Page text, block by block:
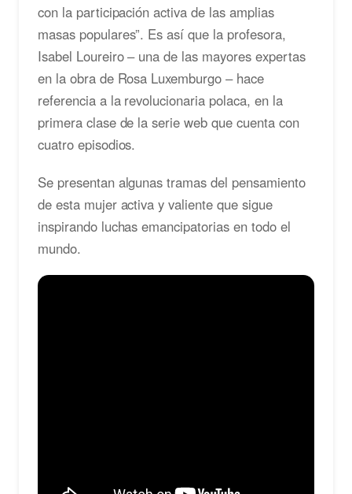
con la participación activa de las amplias
masas populares”. Es así que la profesora,
Isabel Loureiro – una de las mayores expertas
en la obra de Rosa Luxemburgo – hace
referencia a la revolucionaria polaca, en la
primera clase de la serie web que cuenta con
cuatro episodios.
Se presentan algunas tramas del pensamiento
de esta mujer activa y valiente que sigue
inspirando luchas emancipatorias en todo el
mundo.